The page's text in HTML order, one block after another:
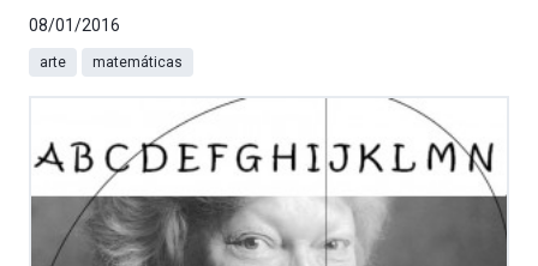
08/01/2016
arte matemáticas